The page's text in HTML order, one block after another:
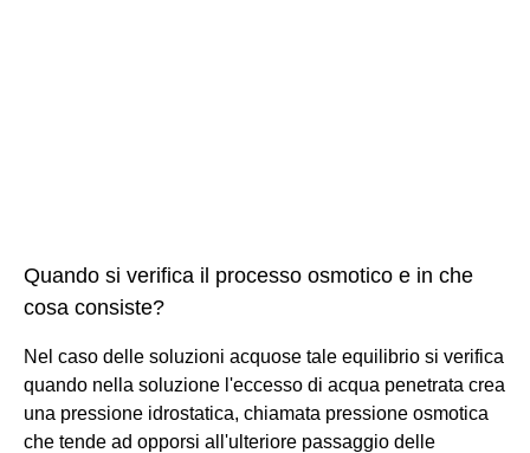
Quando si verifica il processo osmotico e in che
cosa consiste?
Nel caso delle soluzioni acquose tale equilibrio si verifica
quando nella soluzione l'eccesso di acqua penetrata crea
una pressione idrostatica, chiamata pressione osmotica
che tende ad opporsi all'ulteriore passaggio delle